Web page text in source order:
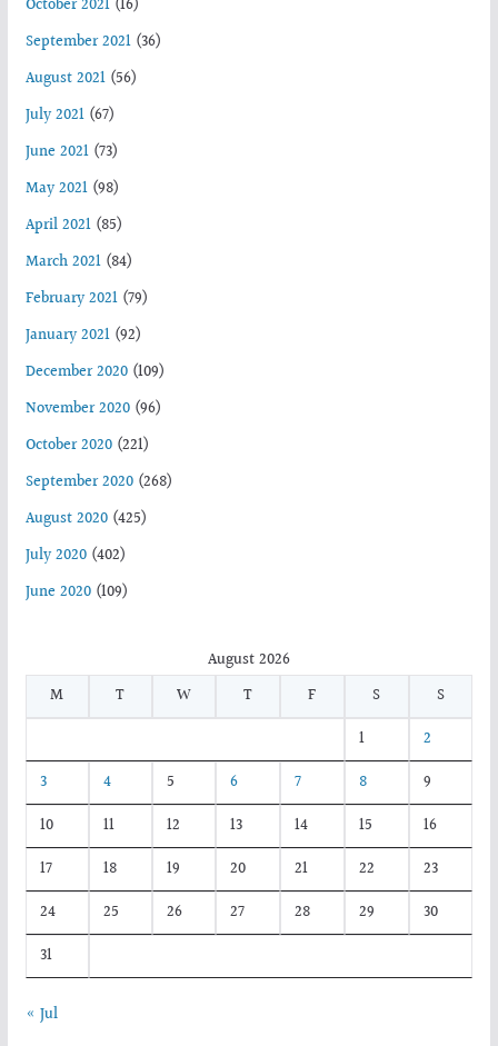
October 2021(16)
September 2021(36)
August 2021(56)
July 2021(67)
June 2021(73)
May 2021(98)
April 2021(85)
March 2021(84)
February 2021(79)
January 2021(92)
December 2020(109)
November 2020(96)
October 2020(221)
September 2020(268)
August 2020(425)
July 2020(402)
June 2020(109)
August 2026
M
T W T F S
S
1
2
3
4 5 6 7 8
9
10
11 12 13 14 15
16
17
18 19 20 21 22
23
24
25 26 27 28 29
30
31
« Jul